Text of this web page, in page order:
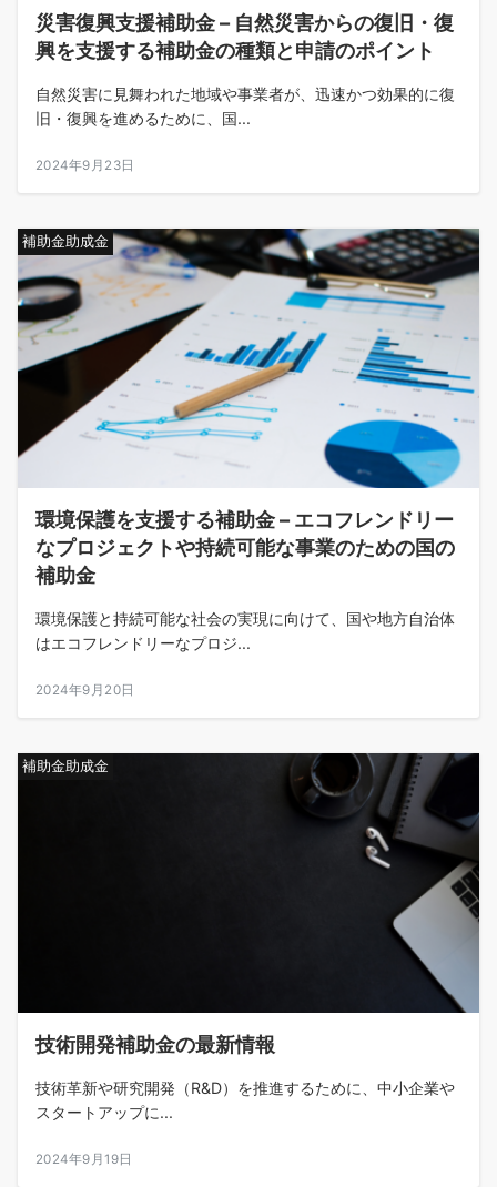
災害復興支援補助金 – 自然災害からの復旧・復
興を支援する補助金の種類と申請のポイント
自然災害に見舞われた地域や事業者が、迅速かつ効果的に復
旧・復興を進めるために、国...
2024年9月23日
補助金助成金
環境保護を支援する補助金 – エコフレンドリー
なプロジェクトや持続可能な事業のための国の
補助金
環境保護と持続可能な社会の実現に向けて、国や地方自治体
はエコフレンドリーなプロジ...
2024年9月20日
補助金助成金
技術開発補助金の最新情報
技術革新や研究開発（R&D）を推進するために、中小企業や
スタートアップに...
2024年9月19日